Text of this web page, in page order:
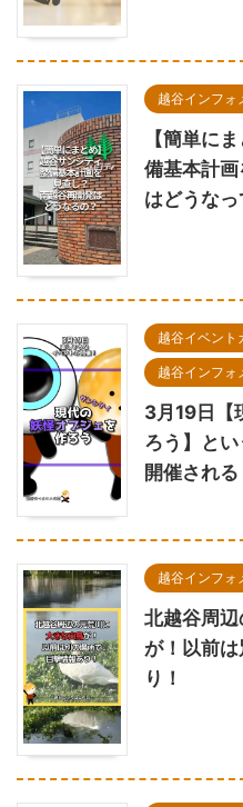
越谷インフォ
【簡単に
備基本計
はどうなっ
越谷イベント
越谷インフォ
3月19日【
ろう】と
開催される
越谷インフォ
北越谷周
が！以前
り！